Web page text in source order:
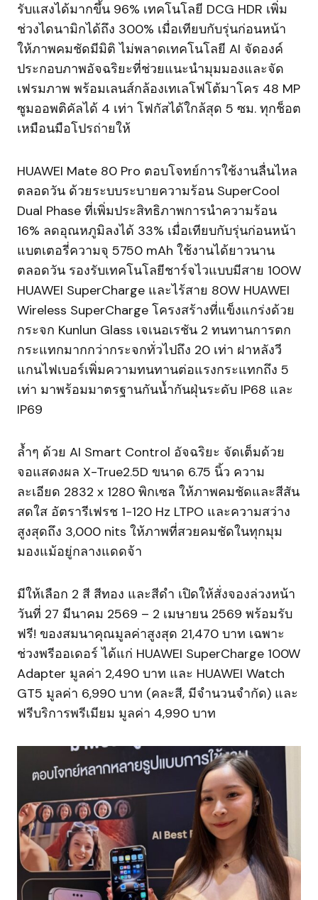
รับแสงได้มากขึ้น 96% เทคโนโลยี DCG HDR เพิ่ม
ช่วงไดนามิกได้ถึง 300% เมื่อเทียบกับรุ่นก่อนหน้า
ให้ภาพคมชัดมีมิติ ไม่พลาดเทคโนโลยี AI จัดองค์
ประกอบภาพอัจฉริยะที่ช่วยแนะนำมุมมองและจัด
เฟรมภาพ พร้อมเลนส์กล้องเทเลโฟโต้มาโคร 48 MP
ซูมออพติคัลได้ 4 เท่า โฟกัสได้ใกล้สุด 5 ซม. ทุกช็อต
เหมือนมือโปรถ่ายให้
HUAWEI Mate 80 Pro ตอบโจทย์การใช้งานลื่นไหล
ตลอดวัน ด้วยระบบระบายความร้อน SuperCool
Dual Phase ที่เพิ่มประสิทธิภาพการนำความร้อน
16% ลดอุณหภูมิลงได้ 33% เมื่อเทียบกับรุ่นก่อนหน้า
แบตเตอรี่ความจุ 5750 mAh ใช้งานได้ยาวนาน
ตลอดวัน รองรับเทคโนโลยีชาร์จไวแบบมีสาย 100W
HUAWEI SuperCharge และไร้สาย 80W HUAWEI
Wireless SuperCharge โครงสร้างที่แข็งแกร่งด้วย
กระจก Kunlun Glass เจเนอเรชัน 2 ทนทานการตก
กระแทกมากกว่ากระจกทั่วไปถึง 20 เท่า ฝาหลังวี
แกนไฟเบอร์เพิ่มความทนทานต่อแรงกระแทกถึง 5
เท่า มาพร้อมมาตรฐานกันน้ำกันฝุ่นระดับ IP68 และ
IP69
ล้ำๆ ด้วย AI Smart Control อัจฉริยะ จัดเต็มด้วย
จอแสดงผล X-True2.5D ขนาด 6.75 นิ้ว ความ
ละเอียด 2832 x 1280 พิกเซล ให้ภาพคมชัดและสีสัน
สดใส อัตรารีเฟรช 1-120 Hz LTPO และความสว่าง
สูงสุดถึง 3,000 nits ให้ภาพที่สวยคมชัดในทุกมุม
มองแม้อยู่กลางแดดจ้า
มีให้เลือก 2 สี สีทอง และสีดำ เปิดให้สั่งจองล่วงหน้า
วันที่ 27 มีนาคม 2569 – 2 เมษายน 2569 พร้อมรับ
ฟรี! ของสมนาคุณมูลค่าสูงสุด 21,470 บาท เฉพาะ
ช่วงพรีออเดอร์ ได้แก่ HUAWEI SuperCharge 100W
Adapter มูลค่า 2,490 บาท และ HUAWEI Watch
GT5 มูลค่า 6,990 บาท (คละสี, มีจำนวนจำกัด) และ
ฟรีบริการพรีเมียม มูลค่า 4,990 บาท